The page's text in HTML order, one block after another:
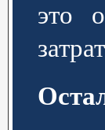
это